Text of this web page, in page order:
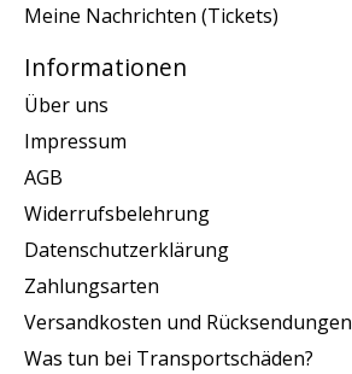
Meine Nachrichten (Tickets)
Informationen
Über uns
Impressum
AGB
Widerrufsbelehrung
Datenschutzerklärung
Zahlungsarten
Versandkosten und Rücksendungen
Was tun bei Transportschäden?